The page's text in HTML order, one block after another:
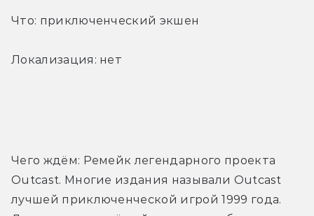
Что: приключенческий экшен
Локализация: нет
Чего ждём: Ремейк легендарного проекта
Outcast. Многие издания называли Outcast
лучшей приключенческой игрой 1999 года.